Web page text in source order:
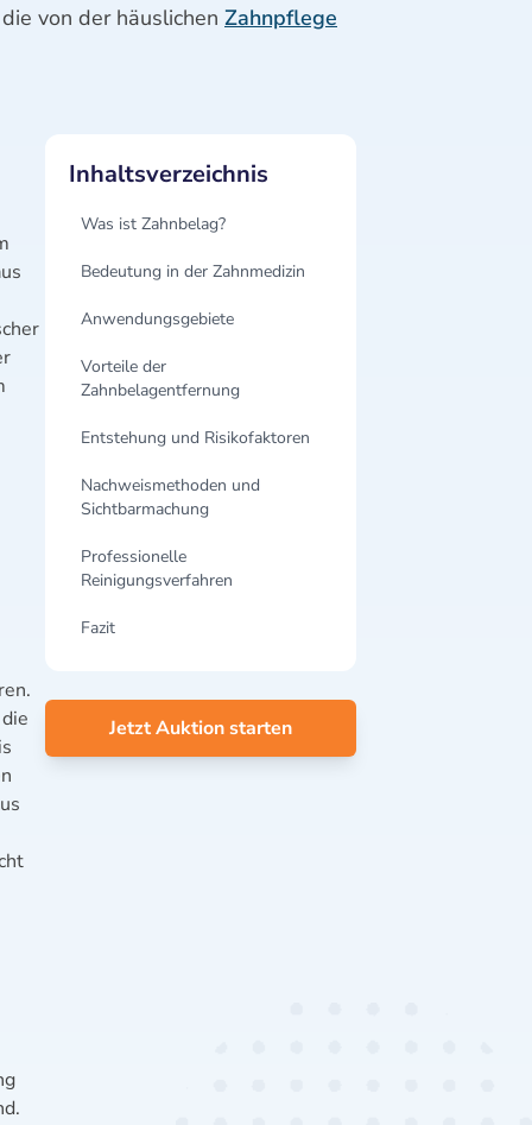
von der häuslichen Zahnpflege
Inhaltsverzeichnis
Was ist Zahnbelag?
Bedeutung in der Zahnmedizin
Anwendungsgebiete
Vorteile der
Zahnbelagentfernung
Entstehung und Risikofaktoren
Nachweismethoden und
Sichtbarmachung
Professionelle
Reinigungsverfahren
Fazit
Jetzt Auktion starten